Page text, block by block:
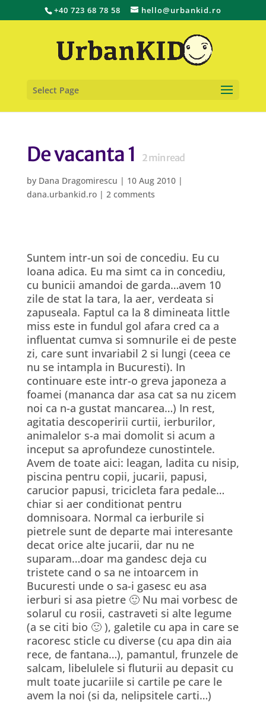
+40 723 68 78 58 hello@urbankid.ro
Select Page
De vacanta 1 2min read
by Dana Dragomirescu | 10 Aug 2010|
dana.urbankid.ro| 2 comments
Suntem intr-un soi de concediu. Eu cu
Ioana adica. Eu ma simt ca in concediu,
cu bunicii amandoi de garda…avem 10
zile de stat la tara, la aer, verdeata si
zapuseala. Faptul ca la 8 dimineata little
miss este in fundul gol afara cred ca a
influentat cumva si somnurile ei de peste
zi, care sunt invariabil 2 si lungi (ceea ce
nu se intampla in Bucuresti). In
continuare este intr-o greva japoneza a
foamei (mananca dar asa cat sa nu zicem
noi ca n-a gustat mancarea…) In rest,
agitatia descoperirii curtii, ierburilor,
animalelor s-a mai domolit si acum a
inceput sa aprofundeze cunostintele.
Avem de toate aici: leagan, ladita cu nisip,
piscina pentru copii, jucarii, papusi,
carucior papusi, tricicleta fara pedale…
chiar si aer conditionat pentru
domnisoara. Normal ca ierburile si
pietrele sunt de departe mai interesante
decat orice alte jucarii, dar nu ne
suparam…doar ma gandesc deja cu
tristete cand o sa ne intoarcem in
Bucuresti unde o sa-i gasesc eu asa
ierburi si asa pietre 🙂 Nu mai vorbesc de
solarul cu rosii, castraveti si alte legume
(a se citi bio 🙂 ), galetile cu apa in care se
racoresc sticle cu diverse (cu apa din aia
rece, de fantana…), pamantul, frunzele de
salcam, libelulele si fluturii au depasit cu
mult toate jucariile si cartile pe care le
avem la noi (si da, nelipsitele carti…)